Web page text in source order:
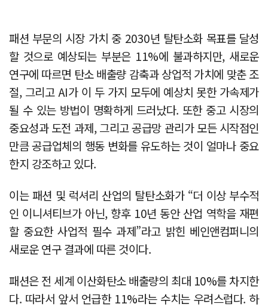
패션 부문의 시장 가치 중 2030년 탈탄소화 목표를 달성
할 것으로 예상되는 부분은 11%에 불과하지만, 새로운
연구에 따르면 탄소 배출량 감축과 상업적 가치에 맞춘 조
절, 그리고 AI가 이 두 가지 모두에 예상치 못한 가속제가
될 수 있는 방법이 명확하게 드러났다. 또한 중고 시장의
중요성과 도전 과제, 그리고 공급망 관리가 모든 시작점인
만큼 공급업체의 행동 변화를 유도하는 것이 얼마나 중요
한지 강조하고 있다.
이는 패션 및 럭셔리 산업의 탈탄소화가 “더 이상 부수적
인 이니셔티브가 아닌, 향후 10년 동안 산업 역학을 재편
할 중요한 사업적 필수 과제”라고 밝힌 베인앤컴퍼니의
새로운 연구 결과에 따른 것이다.
패션은 전 세계 이산화탄소 배출량의 최대 10%를 차지한
다. 따라서 앞서 언급한 11%라는 수치는 우려스럽다. 하